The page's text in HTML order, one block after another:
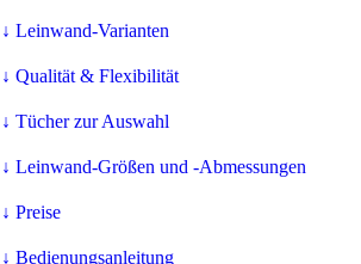
↓ Leinwand-Varianten
↓ Qualität & Flexibilität
↓ Tücher zur Auswahl
↓ Leinwand-Größen und -Abmessungen
↓ Preise
↓ Bedienungsanleitung